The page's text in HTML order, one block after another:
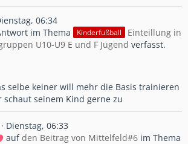
06:34
im Thema
Kinderfußball
Einteillung in
U10-U9 E und F Jugend verfasst.
selbe keiner will mehr die Basis trainieren
schaut seinem Kind gerne zu
Dienstag, 06:33
aufden Beitrag von Mittelfeld#6 im Thema